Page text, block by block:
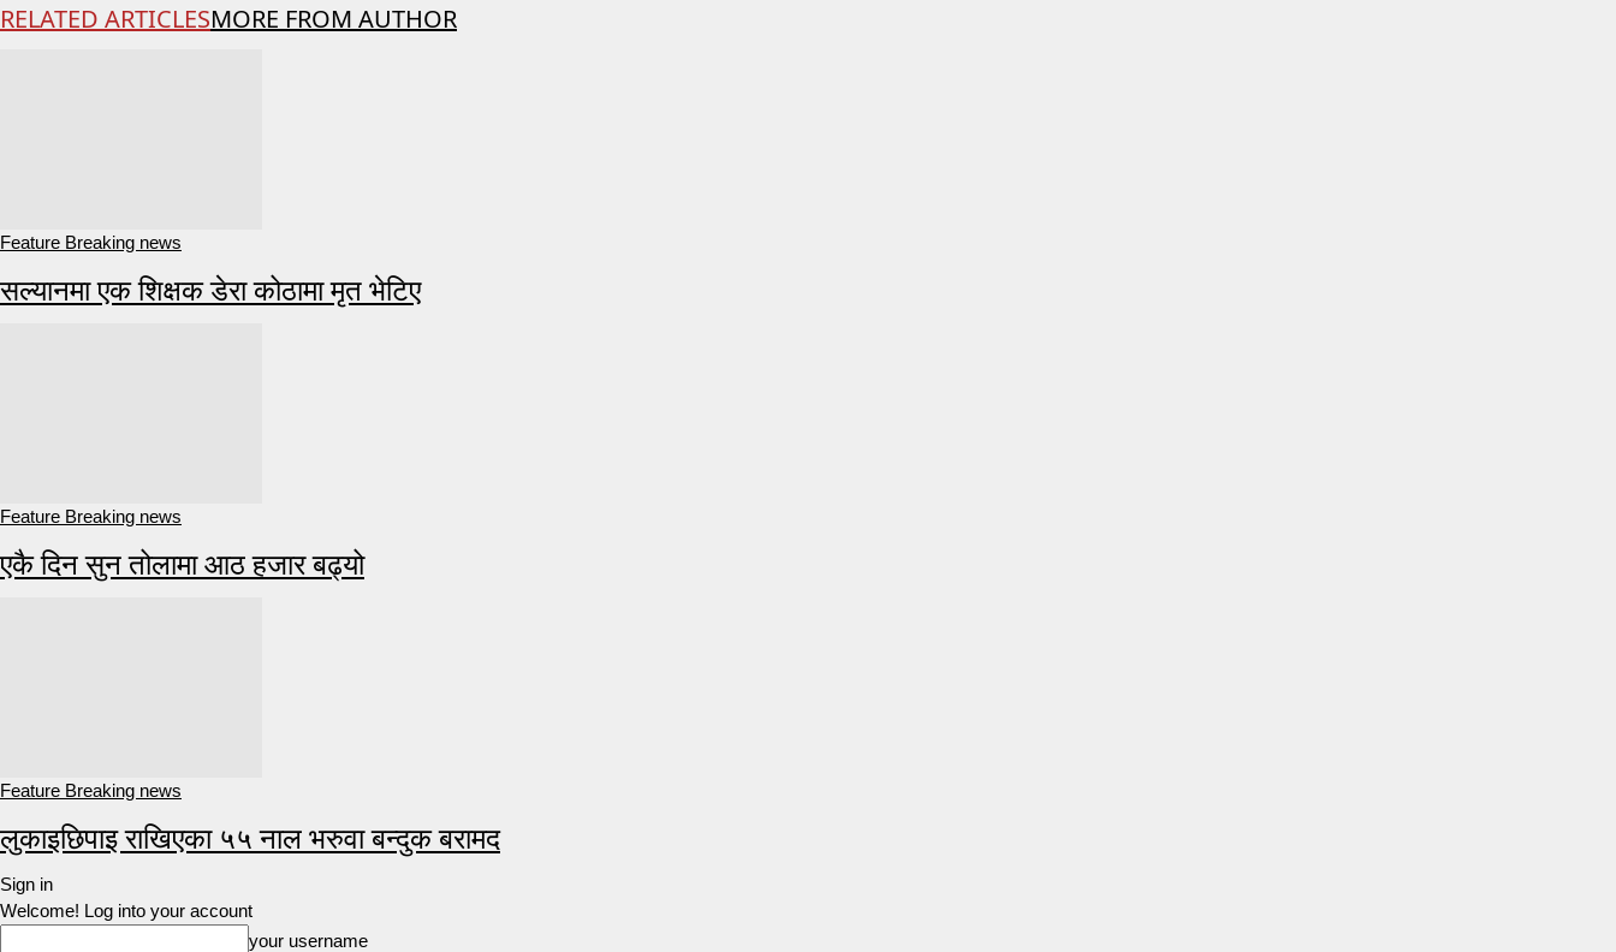
RELATED ARTICLESMORE FROM AUTHOR
Feature Breaking news
सल्यानमा एक शिक्षक डेरा कोठामा मृत भेटिए
Feature Breaking news
एकै दिन सुन तोलामा आठ हजार बढ्यो
Feature Breaking news
लुकाइछिपाइ राखिएका ५५ नाल भरुवा बन्दुक बरामद
Sign in
Welcome! Log into your account
your username